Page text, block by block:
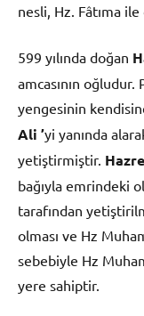
nesli, Hz. Fâtıma
599 yılında doğan
amcasının oğludur.
yengesinin
Ali ’yi yanında
yetiştirmiştir.
bağıyla emrindeki
tarafından
olması ve Hz
sebebiyle Hz
yere sahiptir.